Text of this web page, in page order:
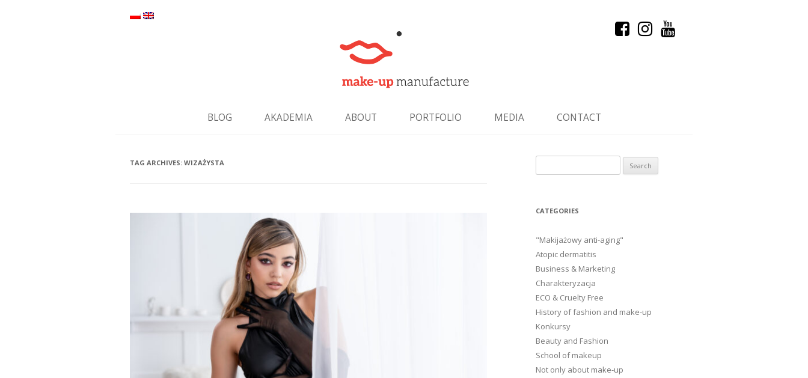
BLOG AKADEMIA ABOUT PORTFOLIO MEDIA CONTACT
TAG ARCHIVES: WIZAŻYSTA
for:
CATEGORIES
"Makijażowy anti-aging"
Atopic dermatitis
Business & Marketing
Charakteryzacja
ECO & Cruelty Free
History of fashion and make-up
Konkursy
Beauty and Fashion
School of makeup
Not only about make-up